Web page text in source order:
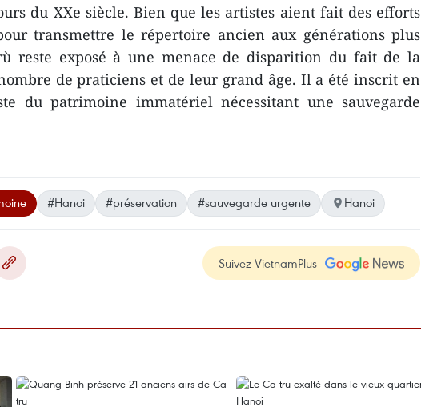
du XXe siècle. Bien que les artistes aient fait des efforts
transmettre le répertoire ancien aux générations plus
reste exposé à une menace de disparition du fait de la
de praticiens et de leur grand âge. Il a été inscrit en
du patrimoine immatériel nécessitant une sauvegarde
#Hanoi #préservation #sauvegarde urgente Hanoi
Suivez VietnamPlus